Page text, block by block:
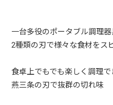
一台多役のポータブル調理
2種類の刃で様々な食材をス
食卓上でもでも楽しく調理
燕三条の刃で抜群の切れ味